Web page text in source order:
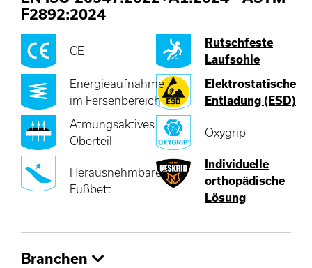
F2892:2024
CE
Rutschfeste
Laufsohle
Energieaufnahme
im Fersenbereich
Elektrostatische
Entladung (ESD)
Atmungsaktives
Oberteil
Oxygrip
Herausnehmbares
Fußbett
Individuelle
orthopädische
Lösung
Branchen